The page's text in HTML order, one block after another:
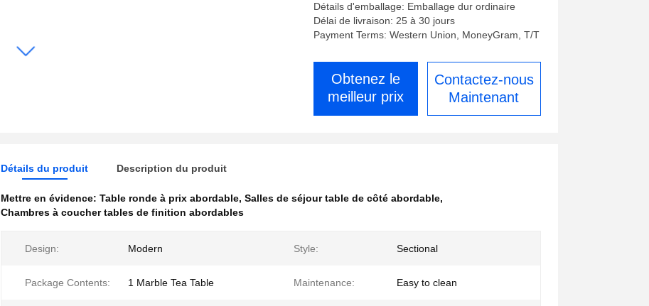
Détails d'emballage: Emballage dur ordinaire
Délai de livraison: 25 à 30 jours
Payment Terms: Western Union, MoneyGram, T/T
Obtenez le
meilleur prix
Contactez-nous
Maintenant
Détails du produit Description du produit
Mettre en évidence: Table ronde à prix abordable, Salles de séjour table de côté abordable,
Chambres à coucher tables de finition abordables
Design: Modern Style: Sectional
Package Contents: 1 Marble Tea Table Maintenance: Easy to clean